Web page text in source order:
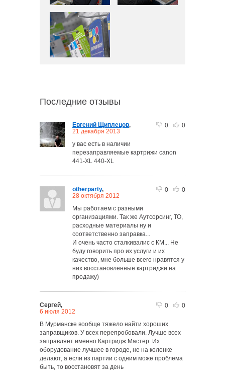
Последние отзывы
0 0
Евгений Щиплецов,
21 декабря 2013
у вас есть в наличии
перезаправляемые картрижи canon
441-XL 440-XL
0 0
otherparty,
28 октября 2012
Мы работаем с разными
организациями. Так же Аутсорсинг, ТО,
расходные материалы ну и
соответственно заправка...
И очень часто сталкивалис с КМ... Не
буду говорить про их услуги и их
качество, мне больше всего нравятся у
них восстановленные картриджи на
продажу)
0 0
Сергей,
6 июля 2012
В Мурманске вообще тяжело найти хороших
заправщиков. У всех перепробовали. Лучше всех
заправляет именно Картридж Мастер. Их
оборудование лучшее в городе, не на коленке
делают, а если из партии с одним може проблема
быть, то восстановят за день